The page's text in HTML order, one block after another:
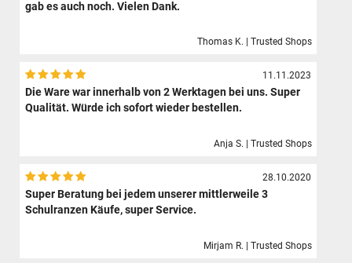
gab es auch noch. Vielen Dank.
Thomas K. | Trusted Shops
11.11.2023
Die Ware war innerhalb von 2 Werktagen bei uns. Super
Qualität. Würde ich sofort wieder bestellen.
Anja S. | Trusted Shops
28.10.2020
Super Beratung bei jedem unserer mittlerweile 3
Schulranzen Käufe, super Service.
Mirjam R. | Trusted Shops